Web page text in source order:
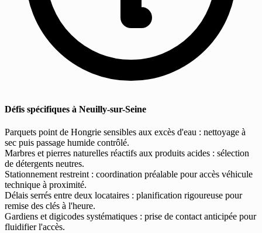
Défis spécifiques à Neuilly-sur-Seine
Parquets point de Hongrie sensibles aux excès d'eau : nettoyage à
sec puis passage humide contrôlé.
Marbres et pierres naturelles réactifs aux produits acides : sélection
de détergents neutres.
Stationnement restreint : coordination préalable pour accès véhicule
technique à proximité.
Délais serrés entre deux locataires : planification rigoureuse pour
remise des clés à l'heure.
Gardiens et digicodes systématiques : prise de contact anticipée pour
fluidifier l'accès.